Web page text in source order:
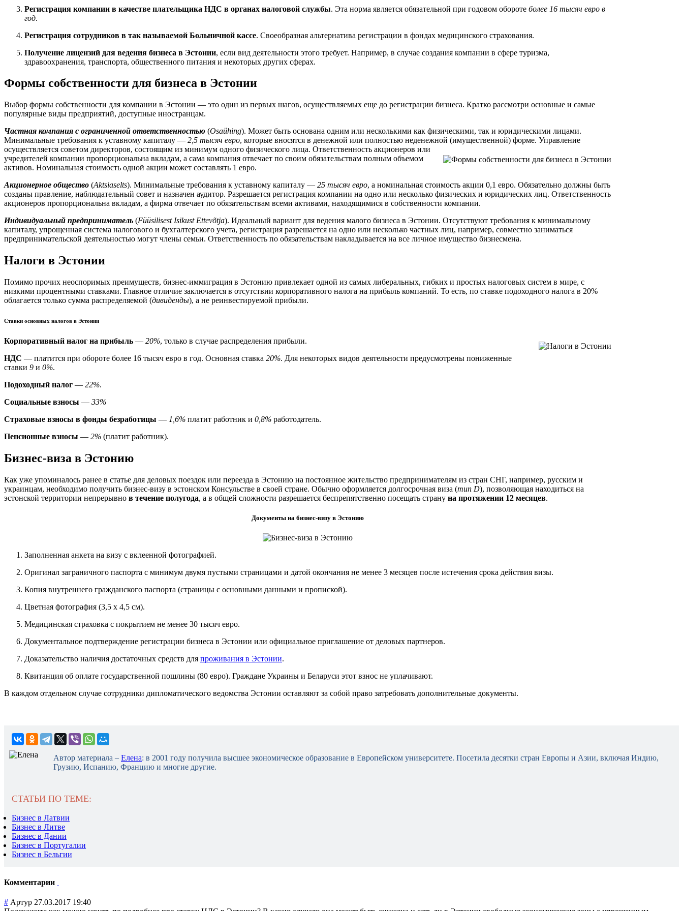
Регистрация компании в качестве плательщика НДС в органах налоговой службы. Эта норма является обязательной при годовом обороте более 16 тысяч евро в
год.
Регистрация сотрудников в так называемой Больничной кассе. Своеобразная альтернатива регистрации в фондах медицинского страхования.
Получение лицензий для ведения бизнеса в Эстонии, если вид деятельности этого требует. Например, в случае создания компании в сфере туризма,
здравоохранения, транспорта, общественного питания и некоторых других сферах.
Формы собственности для бизнеса в Эстонии
Выбор формы собственности для компании в Эстонии — это один из первых шагов, осуществляемых еще до регистрации бизнеса. Кратко рассмотри основные и самые
популярные виды предприятий, доступные иностранцам.
Частная компания с ограниченной ответственностью (Osaühing). Может быть основана одним или несколькими как физическими, так и юридическими лицами.
Минимальные требования к уставному капиталу — 2,5 тысяч евро, которые вносятся в денежной или полностью неденежной (имущественной) форме. Управление
осуществляется советом директоров, состоящим из минимум одного физического лица. Ответственность акционеров или
учредителей компании пропорциональна вкладам, а сама компания отвечает по своим обязательствам полным объемом
активов. Номинальная стоимость одной акции может составлять 1 евро.
Акционерное общество (Aktsiaselts). Минимальные требования к уставному капиталу — 25 тысяч евро, а номинальная стоимость акции 0,1 евро. Обязательно должны быть
созданы правление, наблюдательный совет и назначен аудитор. Разрешается регистрация компании на одно или несколько физических и юридических лиц. Ответственность
акционеров пропорциональна вкладам, а фирма отвечает по обязательствам всеми активами, находящимися в собственности компании.
Индивидуальный предприниматель (Füüsilisest Isikust Ettevõtja). Идеальный вариант для ведения малого бизнеса в Эстонии. Отсутствуют требования к минимальному
капиталу, упрощенная система налогового и бухгалтерского учета, регистрация разрешается на одно или несколько частных лиц, например, совместно заниматься
предпринимательской деятельностью могут члены семьи. Ответственность по обязательствам накладывается на все личное имущество бизнесмена.
Налоги в Эстонии
Помимо прочих неоспоримых преимуществ, бизнес-иммиграция в Эстонию привлекает одной из самых либеральных, гибких и простых налоговых систем в мире, с
низкими процентными ставками. Главное отличие заключается в отсутствии корпоративного налога на прибыль компаний. То есть, по ставке подоходного налога в 20%
облагается только сумма распределяемой (дивиденды), а не реинвестируемой прибыли.
Ставки основных налогов в Эстонии
Корпоративный налог на прибыль — 20%, только в случае распределения прибыли.
НДС — платится при обороте более 16 тысяч евро в год. Основная ставка 20%. Для некоторых видов деятельности предусмотрены пониженные
ставки 9 и 0%.
Подоходный налог — 22%.
Социальные взносы — 33%
Страховые взносы в фонды безработицы — 1,6% платит работник и 0,8% работодатель.
Пенсионные взносы — 2% (платит работник).
Бизнес-виза в Эстонию
Как уже упоминалось ранее в статье для деловых поездок или переезда в Эстонию на постоянное жительство предпринимателям из стран СНГ, например, русским и
украинцам, необходимо получить бизнес-визу в эстонском Консульстве в своей стране. Обычно оформляется долгосрочная виза (тип D), позволяющая находиться на
эстонской территории непрерывно в течение полугода, а в общей сложности разрешается беспрепятственно посещать страну на протяжении 12 месяцев.
Документы на бизнес-визу в Эстонию
Заполненная анкета на визу с вклеенной фотографией.
Оригинал заграничного паспорта с минимум двумя пустыми страницами и датой окончания не менее 3 месяцев после истечения срока действия визы.
Копия внутреннего гражданского паспорта (страницы с основными данными и пропиской).
Цветная фотография (3,5 х 4,5 см).
Медицинская страховка с покрытием не менее 30 тысяч евро.
Документальное подтверждение регистрации бизнеса в Эстонии или официальное приглашение от деловых партнеров.
Доказательство наличия достаточных средств для проживания в Эстонии.
Квитанция об оплате государственной пошлины (80 евро). Граждане Украины и Беларуси этот взнос не уплачивают.
В каждом отдельном случае сотрудники дипломатического ведомства Эстонии оставляют за собой право затребовать дополнительные документы.
Автор материала – Елена: в 2001 году получила высшее экономическое образование в Европейском университете. Посетила десятки стран Европы и Азии, включая Индию,
Грузию, Испанию, Францию и многие другие.
СТАТЬИ ПО ТЕМЕ:
Бизнес в Латвии
Бизнес в Литве
Бизнес в Дании
Бизнес в Португалии
Бизнес в Бельгии
Комментарии
# Артур 27.03.2017 19:40